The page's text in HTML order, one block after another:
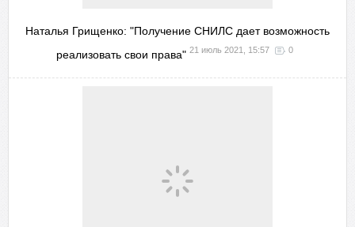
Наталья Грищенко: "Получение СНИЛС дает возможность
реализовать свои права" 21 июль 2021, 15:57 0